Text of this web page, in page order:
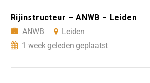
Rijinstructeur – ANWB – Leiden
ANWB
Leiden
1 week geleden geplaatst